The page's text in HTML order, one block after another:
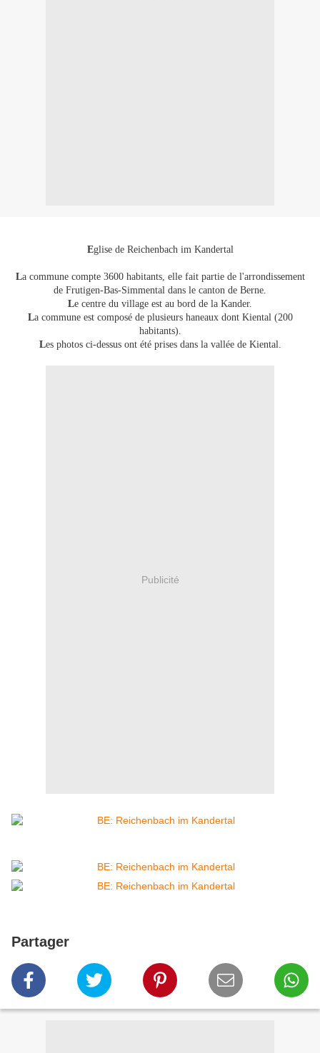
Eglise de Reichenbach im Kandertal
La commune compte 3600 habitants, elle fait partie de l'arrondissement
de Frutigen-Bas-Simmental dans le canton de Berne.
Le centre du village est au bord de la Kander.
La commune est composé de plusieurs haneaux dont Kiental (200
habitants).
Les photos ci-dessus ont été prises dans la vallée de Kiental.
Publicité
Partager